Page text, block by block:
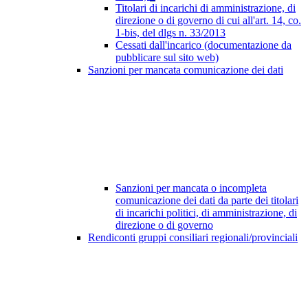
Titolari di incarichi di amministrazione, di
direzione o di governo di cui all'art. 14, co.
1-bis, del dlgs n. 33/2013
Cessati dall'incarico (documentazione da
pubblicare sul sito web)
Sanzioni per mancata comunicazione dei dati
Sanzioni per mancata o incompleta
comunicazione dei dati da parte dei titolari
di incarichi politici, di amministrazione, di
direzione o di governo
Rendiconti gruppi consiliari regionali/provinciali